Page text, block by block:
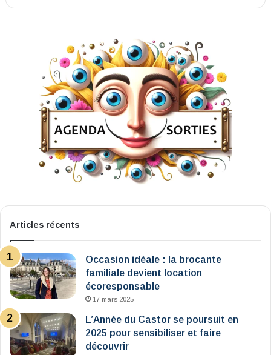
Articles récents
Occasion idéale : la brocante
familiale devient location
écoresponsable
17 mars 2025
L’Année du Castor se poursuit en
2025 pour sensibiliser et faire
découvrir